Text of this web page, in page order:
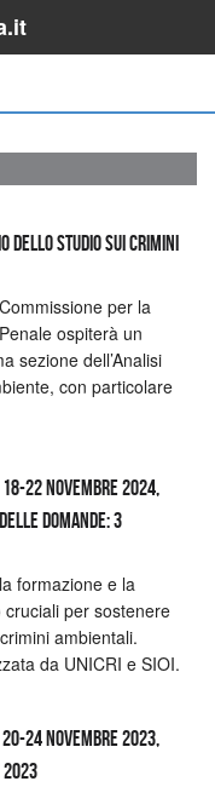
dello studio sui crimini
per la
ospiterà un
sezione dell’Analisi
con particolare
22 novembre 2024,
domande: 3
formazione e la
per sostenere
ambientali.
da UNICRI e SIOI.
24 novembre 2023,